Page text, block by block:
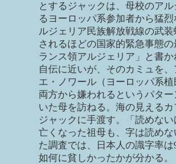
とするジャックは、母校のア
るヨーロッパ系参加者から猛
ルジェリア民族解放戦線の武
されるほどの国家的緊急事態
ランス領アルジェリア」と書
自伝に近いが、そのカミュを
エ・ノワール（ヨーロッパ系
両方から嫌われるというパタ
いた母を訪ねる。海の見える
ジャックに手渡す。「読めな
亡くなった祖母も、字は読め
た調査では、日本人の識字率
如何に貧しかったかが分かる。